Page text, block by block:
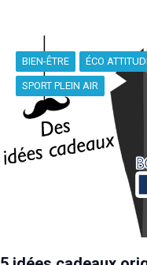
BIEN-ÊTRE ÉCO
SPORT PLEIN AIR